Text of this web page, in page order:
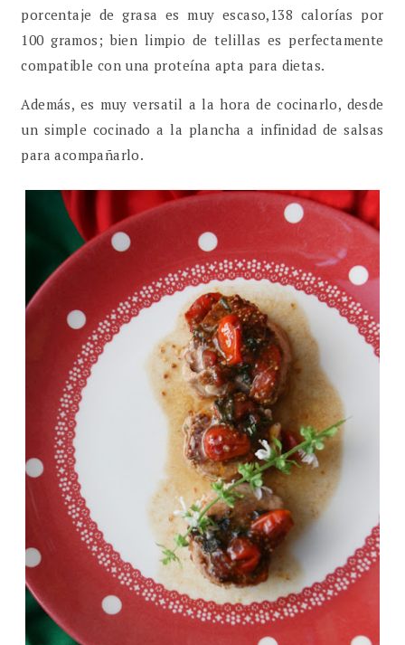
porcentaje de grasa es muy escaso,138 calorías por
100 gramos; bien limpio de telillas es perfectamente
compatible con una proteína apta para dietas.
Además, es muy versatil a la hora de cocinarlo, desde
un simple cocinado a la plancha a infinidad de salsas
para acompañarlo.